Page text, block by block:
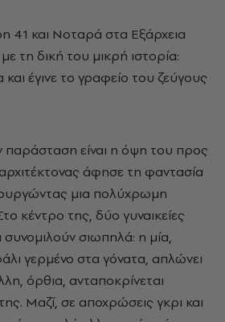
41 και Νοταρά στα Εξάρχεια
με τη δική του μικρή ιστορία:
και έγινε το γραφείο του ζεύγους
παράσταση είναι η όψη του προς
άφησε τη φαντασία
μια πολύχρωμη
κέντρο της, δύο γυναικείες
σιωπηλά: η μία,
γερμένο στα γόνατα, απλώνει
όρθια, ανταποκρίνεται
Μαζί, σε αποχρώσεις γκρι και